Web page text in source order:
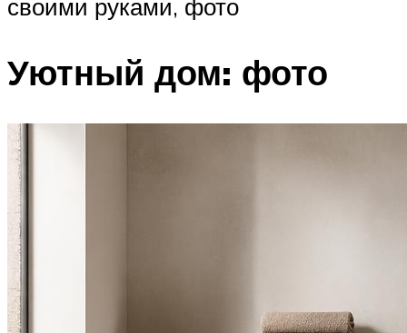
своими руками, фото
Уютный дом: фото